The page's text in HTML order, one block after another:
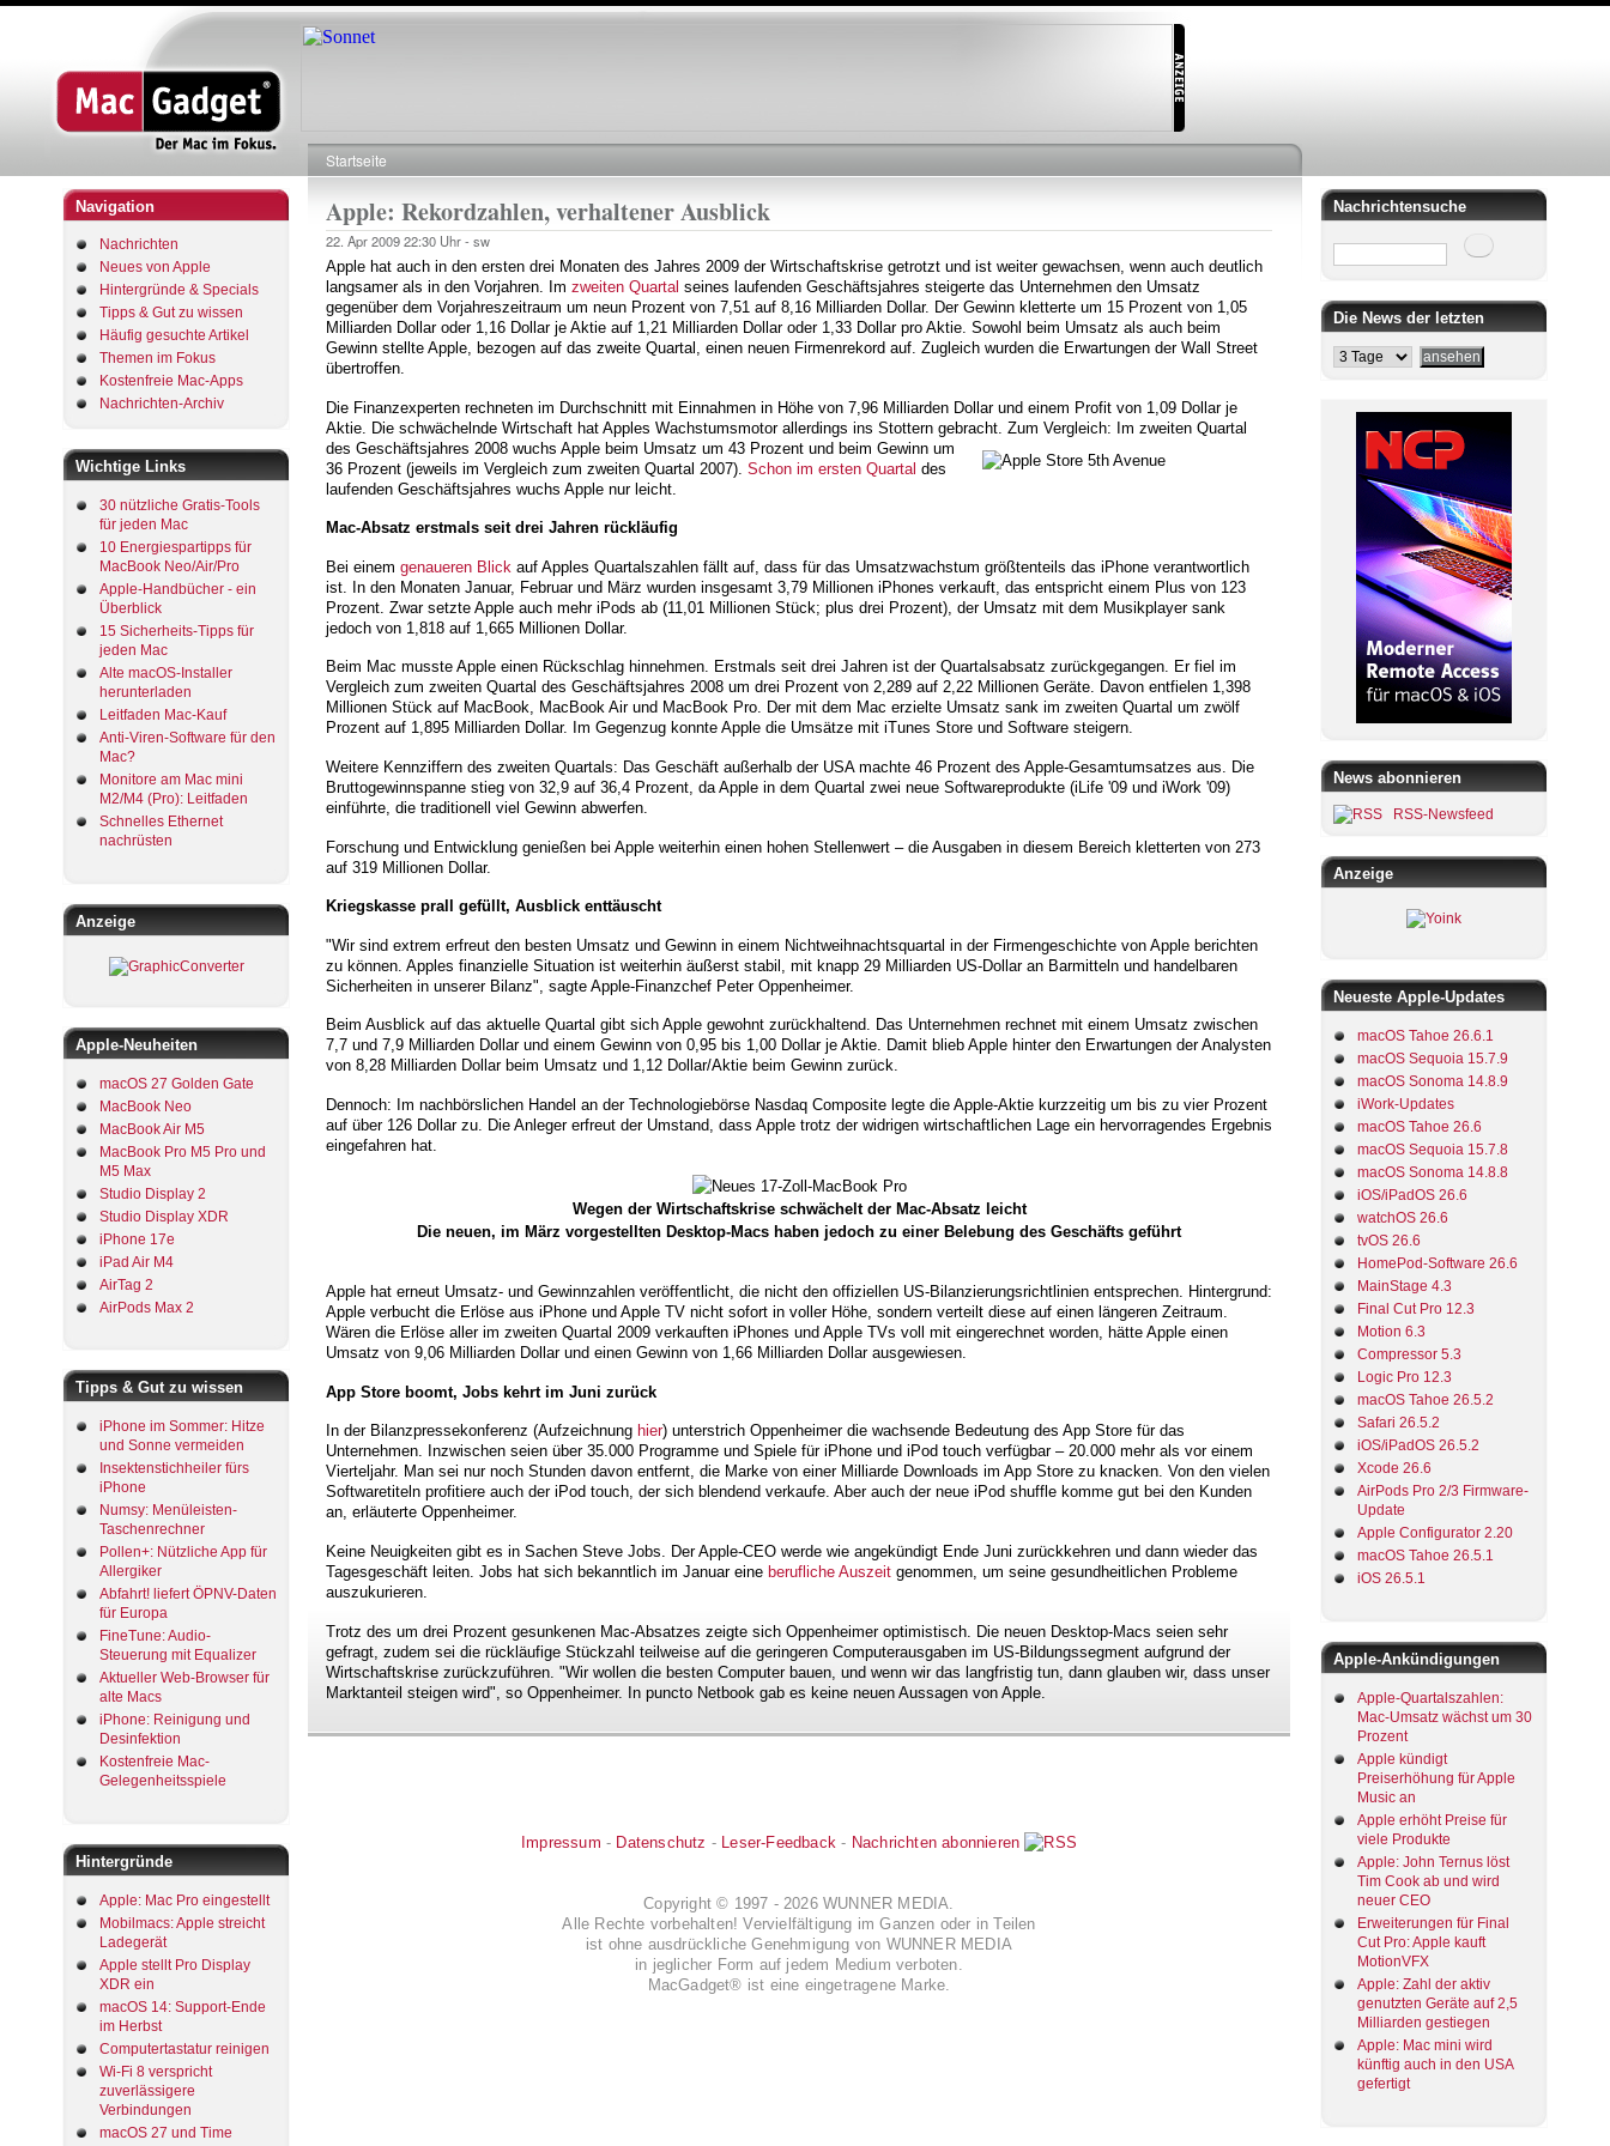
Direkt
Navigation
Nachrichten
Neues von Apple
Hintergründe & Specials
Tipps & Gut zu wissen
Häufig gesuchte Artikel
Themen im Fokus
Kostenfreie Mac-Apps
Nachrichten-Archiv
Wichtige Links
30 nützliche Gratis-Tools
für jeden Mac
10 Energiespartipps für
MacBook Neo/Air/Pro
Apple-Handbücher - ein
Überblick
15 Sicherheits-Tipps für
jeden Mac
Alte macOS-Installer
herunterladen
Leitfaden Mac-Kauf
Anti-Viren-Software für den
Mac?
Monitore am Mac mini
M2/M4 (Pro): Leitfaden
Schnelles Ethernet
nachrüsten
Anzeige
Apple-Neuheiten
macOS 27 Golden Gate
MacBook Neo
MacBook Air M5
MacBook Pro M5 Pro und
M5 Max
Studio Display 2
Studio Display XDR
iPhone 17e
iPad Air M4
AirTag 2
AirPods Max 2
Tipps & Gut zu wissen
iPhone im Sommer: Hitze
und Sonne vermeiden
Insektenstichheiler fürs
iPhone
Numsy: Menüleisten-
Taschenrechner
Pollen+: Nützliche App für
Allergiker
Abfahrt! liefert ÖPNV-Daten
für Europa
FineTune: Audio-
Steuerung mit Equalizer
Aktueller Web-Browser für
alte Macs
iPhone: Reinigung und
Desinfektion
Kostenfreie Mac-
Gelegenheitsspiele
Hintergründe
Apple: Mac Pro eingestellt
Mobilmacs: Apple streicht
Ladegerät
Apple stellt Pro Display
XDR ein
macOS 14: Support-Ende
im Herbst
Computertastatur reinigen
Wi-Fi 8 verspricht
zuverlässigere
Verbindungen
macOS 27 und Time
Pfadnavigation
Startseite
Apple: Rekordzahlen, verhaltener Ausblick
22. Apr 200922:30 Uhr - sw
Apple hat auch in den ersten drei Monaten des Jahres 2009 der Wirtschaftskrise getrotzt und ist weiter gewachsen, wenn auch deutlich
langsamer als in den Vorjahren. Im zweiten Quartal seines laufenden Geschäftsjahres steigerte das Unternehmen den Umsatz
gegenüber dem Vorjahreszeitraum um neun Prozent von 7,51 auf 8,16 Milliarden Dollar. Der Gewinn kletterte um 15 Prozent von 1,05
Milliarden Dollar oder 1,16 Dollar je Aktie auf 1,21 Milliarden Dollar oder 1,33 Dollar pro Aktie. Sowohl beim Umsatz als auch beim
Gewinn stellte Apple, bezogen auf das zweite Quartal, einen neuen Firmenrekord auf. Zugleich wurden die Erwartungen der Wall Street
übertroffen.
Die Finanzexperten rechneten im Durchschnitt mit Einnahmen in Höhe von 7,96 Milliarden Dollar und einem Profit von 1,09 Dollar je
Aktie. Die schwächelnde Wirtschaft hat Apples Wachstumsmotor allerdings ins Stottern gebracht. Zum Vergleich: Im zweiten Quartal
des Geschäftsjahres 2008 wuchs Apple beim Umsatz um 43 Prozent und beim Gewinn um
36 Prozent (jeweils im Vergleich zum zweiten Quartal 2007). Schon im ersten Quartal des
laufenden Geschäftsjahres wuchs Apple nur leicht.
Mac-Absatz erstmals seit drei Jahren rückläufig
Bei einem genaueren Blick auf Apples Quartalszahlen fällt auf, dass für das Umsatzwachstum größtenteils das iPhone verantwortlich
ist. In den Monaten Januar, Februar und März wurden insgesamt 3,79 Millionen iPhones verkauft, das entspricht einem Plus von 123
Prozent. Zwar setzte Apple auch mehr iPods ab (11,01 Millionen Stück; plus drei Prozent), der Umsatz mit dem Musikplayer sank
jedoch von 1,818 auf 1,665 Millionen Dollar.
Beim Mac musste Apple einen Rückschlag hinnehmen. Erstmals seit drei Jahren ist der Quartalsabsatz zurückgegangen. Er fiel im
Vergleich zum zweiten Quartal des Geschäftsjahres 2008 um drei Prozent von 2,289 auf 2,22 Millionen Geräte. Davon entfielen 1,398
Millionen Stück auf MacBook, MacBook Air und MacBook Pro. Der mit dem Mac erzielte Umsatz sank im zweiten Quartal um zwölf
Prozent auf 1,895 Milliarden Dollar. Im Gegenzug konnte Apple die Umsätze mit iTunes Store und Software steigern.
Weitere Kennziffern des zweiten Quartals: Das Geschäft außerhalb der USA machte 46 Prozent des Apple-Gesamtumsatzes aus. Die
Bruttogewinnspanne stieg von 32,9 auf 36,4 Prozent, da Apple in dem Quartal zwei neue Softwareprodukte (iLife '09 und iWork '09)
einführte, die traditionell viel Gewinn abwerfen.
Forschung und Entwicklung genießen bei Apple weiterhin einen hohen Stellenwert – die Ausgaben in diesem Bereich kletterten von 273
auf 319 Millionen Dollar.
Kriegskasse prall gefüllt, Ausblick enttäuscht
"Wir sind extrem erfreut den besten Umsatz und Gewinn in einem Nichtweihnachtsquartal in der Firmengeschichte von Apple berichten
zu können. Apples finanzielle Situation ist weiterhin äußerst stabil, mit knapp 29 Milliarden US-Dollar an Barmitteln und handelbaren
Sicherheiten in unserer Bilanz", sagte Apple-Finanzchef Peter Oppenheimer.
Beim Ausblick auf das aktuelle Quartal gibt sich Apple gewohnt zurückhaltend. Das Unternehmen rechnet mit einem Umsatz zwischen
7,7 und 7,9 Milliarden Dollar und einem Gewinn von 0,95 bis 1,00 Dollar je Aktie. Damit blieb Apple hinter den Erwartungen der Analysten
von 8,28 Milliarden Dollar beim Umsatz und 1,12 Dollar/Aktie beim Gewinn zurück.
Dennoch: Im nachbörslichen Handel an der Technologiebörse Nasdaq Composite legte die Apple-Aktie kurzzeitig um bis zu vier Prozent
auf über 126 Dollar zu. Die Anleger erfreut der Umstand, dass Apple trotz der widrigen wirtschaftlichen Lage ein hervorragendes Ergebnis
eingefahren hat.
Wegen der Wirtschaftskrise schwächelt der Mac-Absatz leicht
Die neuen, im März vorgestellten Desktop-Macs haben jedoch zu einer Belebung des Geschäfts geführt
Apple hat erneut Umsatz- und Gewinnzahlen veröffentlicht, die nicht den offiziellen US-Bilanzierungsrichtlinien entsprechen. Hintergrund:
Apple verbucht die Erlöse aus iPhone und Apple TV nicht sofort in voller Höhe, sondern verteilt diese auf einen längeren Zeitraum.
Wären die Erlöse aller im zweiten Quartal 2009 verkauften iPhones und Apple TVs voll mit eingerechnet worden, hätte Apple einen
Umsatz von 9,06 Milliarden Dollar und einen Gewinn von 1,66 Milliarden Dollar ausgewiesen.
App Store boomt, Jobs kehrt im Juni zurück
In der Bilanzpressekonferenz (Aufzeichnung hier) unterstrich Oppenheimer die wachsende Bedeutung des App Store für das
Unternehmen. Inzwischen seien über 35.000 Programme und Spiele für iPhone und iPod touch verfügbar – 20.000 mehr als vor einem
Vierteljahr. Man sei nur noch Stunden davon entfernt, die Marke von einer Milliarde Downloads im App Store zu knacken. Von den vielen
Softwaretiteln profitiere auch der iPod touch, der sich blendend verkaufe. Aber auch der neue iPod shuffle komme gut bei den Kunden
an, erläuterte Oppenheimer.
Keine Neuigkeiten gibt es in Sachen Steve Jobs. Der Apple-CEO werde wie angekündigt Ende Juni zurückkehren und dann wieder das
Tagesgeschäft leiten. Jobs hat sich bekanntlich im Januar eine berufliche Auszeit genommen, um seine gesundheitlichen Probleme
auszukurieren.
Trotz des um drei Prozent gesunkenen Mac-Absatzes zeigte sich Oppenheimer optimistisch. Die neuen Desktop-Macs seien sehr
gefragt, zudem sei die rückläufige Stückzahl teilweise auf die geringeren Computerausgaben im US-Bildungssegment aufgrund der
Wirtschaftskrise zurückzuführen. "Wir wollen die besten Computer bauen, und wenn wir das langfristig tun, dann glauben wir, dass unser
Marktanteil steigen wird", so Oppenheimer. In puncto Netbook gab es keine neuen Aussagen von Apple.
Impressum - Datenschutz - Leser-Feedback - Nachrichten abonnieren
Copyright © 1997 - 2026 WUNNER MEDIA.
Alle Rechte vorbehalten! Vervielfältigung im Ganzen oder in Teilen
ist ohne ausdrückliche Genehmigung von WUNNER MEDIA
in jeglicher Form auf jedem Medium verboten.
MacGadget® ist eine eingetragene Marke.
Nachrichtensuche
Suche
Die News der letzten
News abonnieren
RSS-Newsfeed
Anzeige
Neueste Apple-Updates
macOS Tahoe 26.6.1
macOS Sequoia 15.7.9
macOS Sonoma 14.8.9
iWork-Updates
macOS Tahoe 26.6
macOS Sequoia 15.7.8
macOS Sonoma 14.8.8
iOS/iPadOS 26.6
watchOS 26.6
tvOS 26.6
HomePod-Software 26.6
MainStage 4.3
Final Cut Pro 12.3
Motion 6.3
Compressor 5.3
Logic Pro 12.3
macOS Tahoe 26.5.2
Safari 26.5.2
iOS/iPadOS 26.5.2
Xcode 26.6
AirPods Pro 2/3 Firmware-
Update
Apple Configurator 2.20
macOS Tahoe 26.5.1
iOS 26.5.1
Apple-Ankündigungen
Apple-Quartalszahlen:
Mac-Umsatz wächst um 30
Prozent
Apple kündigt
Preiserhöhung für Apple
Music an
Apple erhöht Preise für
viele Produkte
Apple: John Ternus löst
Tim Cook ab und wird
neuer CEO
Erweiterungen für Final
Cut Pro: Apple kauft
MotionVFX
Apple: Zahl der aktiv
genutzten Geräte auf 2,5
Milliarden gestiegen
Apple: Mac mini wird
künftig auch in den USA
gefertigt